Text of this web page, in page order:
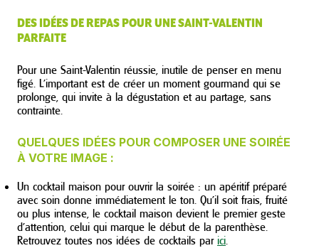
DES IDÉES DE REPAS POUR UNE SAINT-VALENTIN
PARFAITE
Pour une Saint-Valentin réussie, inutile de penser en menu
figé. L’important est de créer un moment gourmand qui se
prolonge, qui invite à la dégustation et au partage, sans
contrainte.
QUELQUES IDÉES POUR COMPOSER UNE SOIRÉE
À VOTRE IMAGE :
Un cocktail maison pour ouvrir la soirée : un apéritif préparé
avec soin donne immédiatement le ton. Qu’il soit frais, fruité
ou plus intense, le cocktail maison devient le premier geste
d’attention, celui qui marque le début de la parenthèse.
Retrouvez toutes nos idées de cocktails par ici